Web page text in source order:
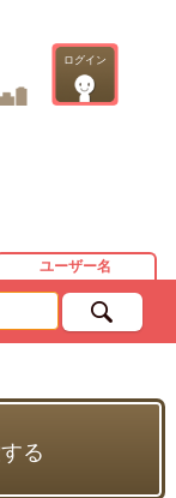
ログイン
ユーザー名
る